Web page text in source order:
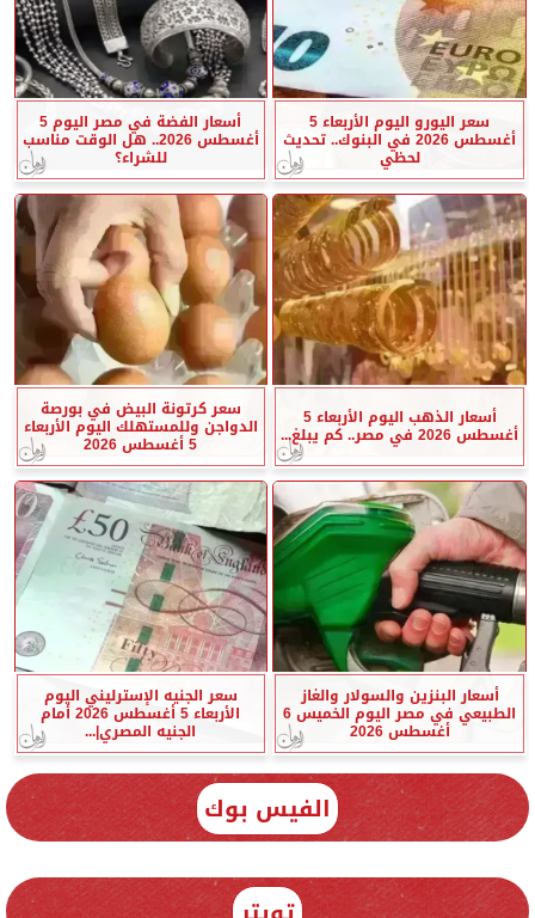
سعر اليورو اليوم الأربعاء 5
أغسطس 2026 في البنوك.. تحديث
لحظي
أسعار الفضة في مصر اليوم 5
أغسطس 2026.. هل الوقت مناسب
للشراء؟
أسعار الذهب اليوم الأربعاء 5
أغسطس 2026 في مصر.. كم يبلغ...
سعر كرتونة البيض في بورصة
الدواجن وللمستهلك اليوم الأربعاء
5 أغسطس 2026
أسعار البنزين والسولار والغاز
الطبيعي في مصر اليوم الخميس 6
أغسطس 2026
سعر الجنيه الإسترليني اليوم
الأربعاء 5 أغسطس 2026 أمام
الجنيه المصري|...
الفيس بوك